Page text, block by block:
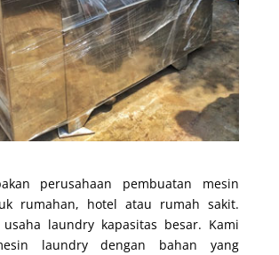
perusahaan pembuatan mesin
rumahan, hotel atau rumah sakit.
laundry kapasitas besar. Kami
laundry dengan bahan yang